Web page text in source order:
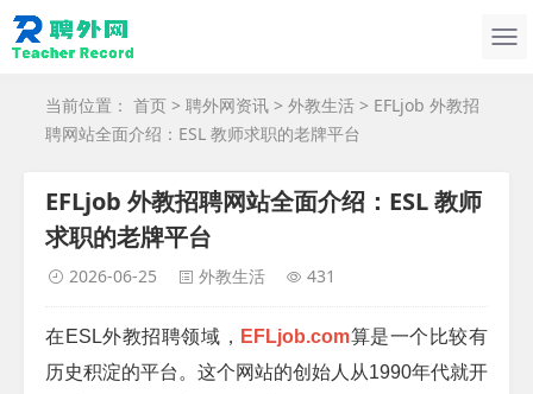
当前位置： 首页 > 聘外网资讯 > 外教生活 > EFLjob 外教招
聘网站全面介绍：ESL 教师求职的老牌平台
EFLjob 外教招聘网站全面介绍：ESL 教师
求职的老牌平台
2026-06-25 外教生活 431
在 ESL外教招聘领域， EFLjob.com算是一个比较有
历史积淀的平台。这个网站的创始人从1990年代就开